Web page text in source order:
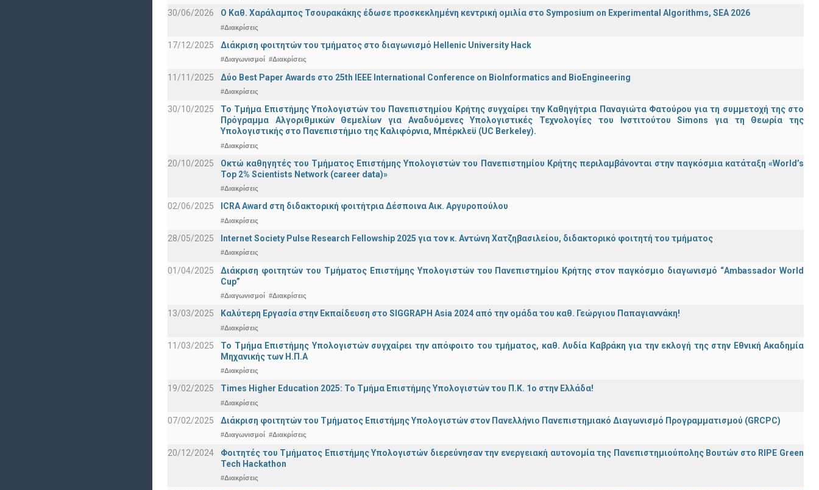
30/06/2026 Ο Καθ. Χαράλαμπος Τσουρακάκης έδωσε προσκεκλημένη κεντρική ομιλία στο Symposium on Experimental Algorithms, SEA 2026
#Διακρίσεις
17/12/2025 Διάκριση φοιτητών του τμήματος στο διαγωνισμό Hellenic University Hack
#Διαγωνισμοί #Διακρίσεις
11/11/2025 Δύο Best Paper Awards στο 25th IEEE International Conference on BioInformatics and BioEngineering
#Διακρίσεις
30/10/2025
Το Τμήμα Επιστήμης Υπολογιστών του Πανεπιστημίου Κρήτης συγχαίρει την Καθηγήτρια Παναγιώτα Φατούρου για τη συμμετοχή της στο
Πρόγραμμα Αλγοριθμικών Θεμελίων για Αναδυόμενες Υπολογιστικές Τεχνολογίες του Ινστιτούτου Simons για τη Θεωρία της
Υπολογιστικής στο Πανεπιστήμιο της Καλιφόρνια, Μπέρκλεϋ (UC Berkeley).
#Διακρίσεις
20/10/2025
Οκτώ καθηγητές του Τμήματος Επιστήμης Υπολογιστών του Πανεπιστημίου Κρήτης περιλαμβάνονται στην παγκόσμια κατάταξη «World’s
Top 2% Scientists Network (career data)»
#Διακρίσεις
02/06/2025 ICRA Award στη διδακτορική φοιτήτρια Δέσποινα Αικ. Αργυροπούλου
#Διακρίσεις
28/05/2025 Internet Society Pulse Research Fellowship 2025 για τον κ. Αντώνη Χατζηβασιλείου, διδακτορικό φοιτητή του τμήματος
#Διακρίσεις
01/04/2025
Διάκριση φοιτητών του Τμήματος Επιστήμης Υπολογιστών του Πανεπιστημίου Κρήτης στον παγκόσμιο διαγωνισμό “Ambassador World
Cup”
#Διαγωνισμοί #Διακρίσεις
13/03/2025 Καλύτερη Εργασία στην Εκπαίδευση στο SIGGRAPH Asia 2024 από την ομάδα του καθ. Γεώργιου Παπαγιαννάκη!
#Διακρίσεις
11/03/2025
Το Τμήμα Επιστήμης Υπολογιστών συγχαίρει την απόφοιτο του τμήματος, καθ. Λυδία Καβράκη για την εκλογή της στην Εθνική Ακαδημία
Μηχανικής των Η.Π.Α
#Διακρίσεις
19/02/2025 Times Higher Education 2025: Το Τμήμα Επιστήμης Υπολογιστών του Π.Κ. 1ο στην Ελλάδα!
#Διακρίσεις
07/02/2025 Διάκριση φοιτητών του Τμήματος Επιστήμης Υπολογιστών στον Πανελλήνιο Πανεπιστημιακό Διαγωνισμό Προγραμματισμού (GRCPC)
#Διαγωνισμοί #Διακρίσεις
20/12/2024
Φοιτητές του Τμήματος Επιστήμης Υπολογιστών διερεύνησαν την ενεργειακή αυτονομία της Πανεπιστημιούπολης Βουτών στο RIPE Green
Tech Hackathon
#Διακρίσεις